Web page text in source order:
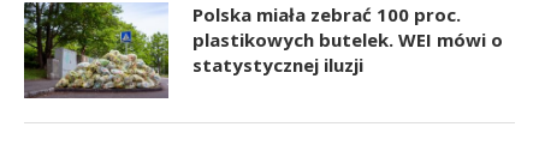
Polska miała zebrać 100 proc.
plastikowych butelek. WEI mówi o
statystycznej iluzji